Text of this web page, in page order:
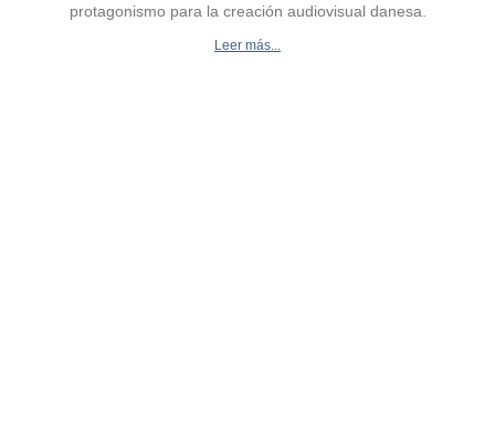
protagonismo para la creación audiovisual danesa.
Leer más...